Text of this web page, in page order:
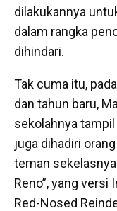
dilakukannya
dalam rangka
dihindari.
Tak cuma itu,
dan tahun baru,
sekolahnya
juga dihadiri
teman
Reno”, yang versi
Red-Nosed